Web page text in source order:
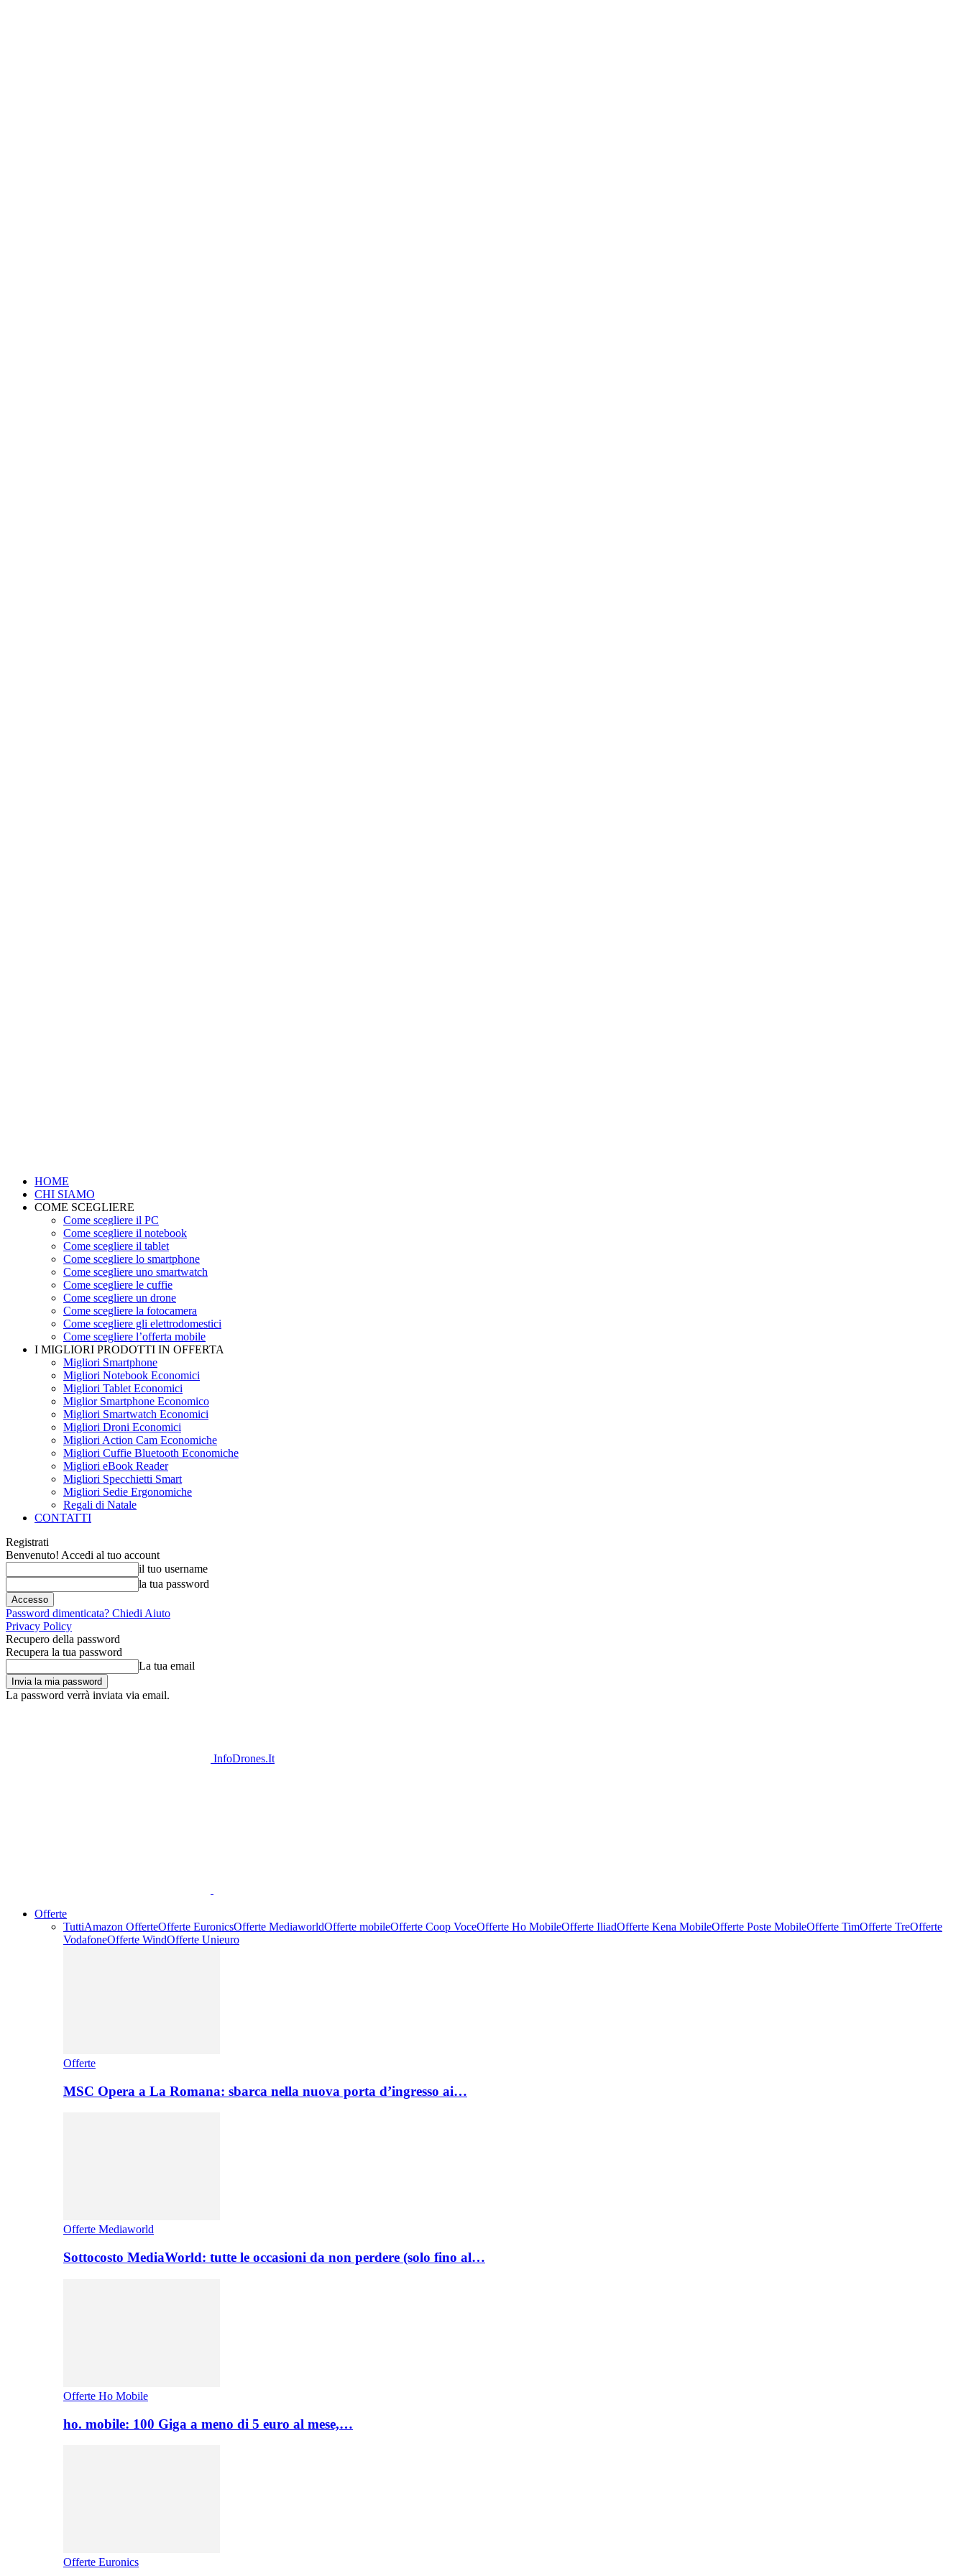
HOME
CHI SIAMO
COME SCEGLIERE
Come scegliere il PC
Come scegliere il notebook
Come scegliere il tablet
Come scegliere lo smartphone
Come scegliere uno smartwatch
Come scegliere le cuffie
Come scegliere un drone
Come scegliere la fotocamera
Come scegliere gli elettrodomestici
Come scegliere l’offerta mobile
I MIGLIORI PRODOTTI IN OFFERTA
Migliori Smartphone
Migliori Notebook Economici
Migliori Tablet Economici
Miglior Smartphone Economico
Migliori Smartwatch Economici
Migliori Droni Economici
Migliori Action Cam Economiche
Migliori Cuffie Bluetooth Economiche
Migliori eBook Reader
Migliori Specchietti Smart
Migliori Sedie Ergonomiche
Regali di Natale
CONTATTI
Registrati
Benvenuto! Accedi al tuo account
il tuo username
la tua password
Password dimenticata? Chiedi Aiuto
Privacy Policy
Recupero della password
Recupera la tua password
La tua email
La password verrà inviata via email.
InfoDrones.It
Offerte
TuttiAmazon OfferteOfferte EuronicsOfferte MediaworldOfferte mobileOfferte Coop VoceOfferte Ho MobileOfferte IliadOfferte Kena MobileOfferte Poste MobileOfferte TimOfferte TreOfferte
VodafoneOfferte WindOfferte Unieuro
Offerte
MSC Opera a La Romana: sbarca nella nuova porta d’ingresso ai…
Offerte Mediaworld
Sottocosto MediaWorld: tutte le occasioni da non perdere (solo fino al…
Offerte Ho Mobile
ho. mobile: 100 Giga a meno di 5 euro al mese,…
Offerte Euronics